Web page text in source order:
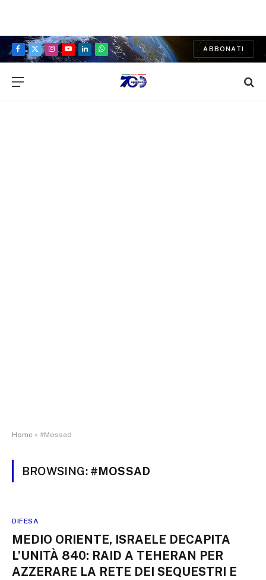
Facebook
X
Instagram
YouTubeLinkedInWhatsApp
ABBONATI
Home » #Mossad
BROWSING: #MOSSAD
DIFESA
MEDIO ORIENTE, ISRAELE DECAPITA
L’UNITÀ 840: RAID A TEHERAN PER
AZZERARE LA RETE DEI SEQUESTRI E